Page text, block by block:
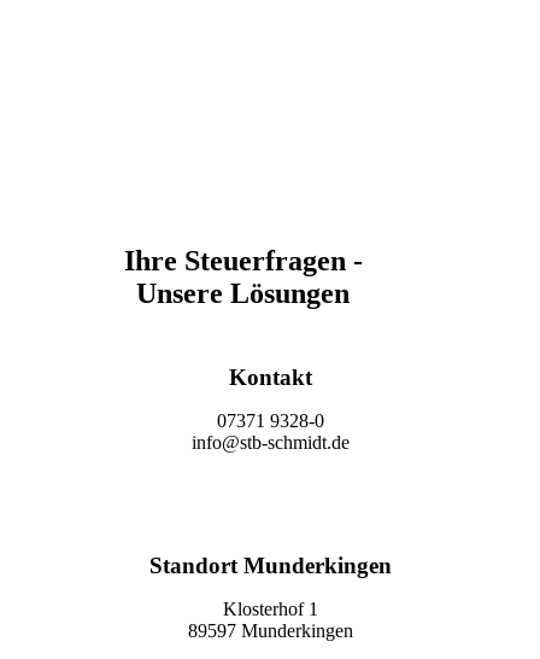
Ihre Steuerfragen -
Unsere Lösungen
Kontakt
07371 9328-0
info@stb-schmidt.de
Standort Munderkingen
Klosterhof 1
89597 Munderkingen